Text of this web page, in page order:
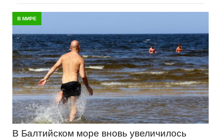
В МИРЕ
В Балтийском море вновь увеличилось